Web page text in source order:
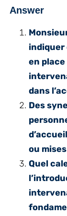
Answer
indiquer
en
dans
Des
ou
Quel